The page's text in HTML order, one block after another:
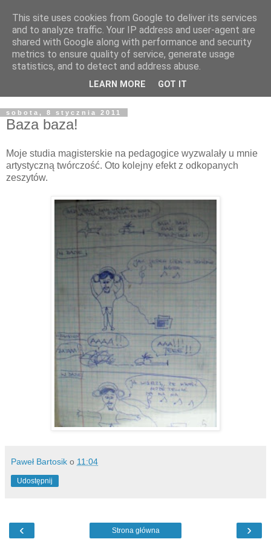
Żyjąc wiarą w REALNYM
świecie
Blog pastora Pawła Bartosika
sobota, 8 stycznia 2011
Baza baza!
Moje studia magisterskie na pedagogice wyzwalały u mnie
artystyczną twórczość. Oto kolejny efekt z odkopanych
zeszytów.
Paweł Bartosik o 11:04
Udostępnij
‹ ›
Strona główna
This site uses cookies from Google to deliver its services
and to analyze traffic. Your IP address and user-agent are
shared with Google along with performance and security
metrics to ensure quality of service, generate usage
statistics, and to detect and address abuse.
LEARN MORE GOT IT